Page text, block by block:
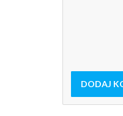
DODAJ